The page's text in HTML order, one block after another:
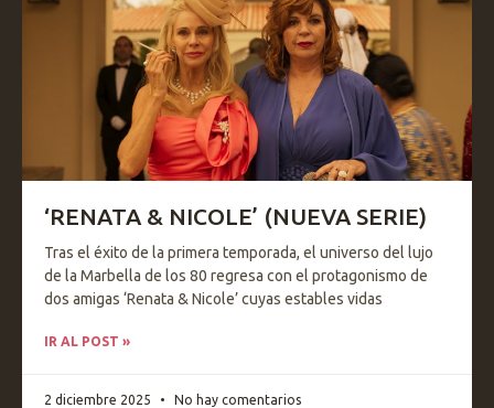
‘RENATA & NICOLE’ (NUEVA SERIE)
Tras el éxito de la primera temporada, el universo del lujo
de la Marbella de los 80 regresa con el protagonismo de
dos amigas ‘Renata & Nicole’ cuyas estables vidas
IR AL POST »
2 diciembre 2025 No hay comentarios